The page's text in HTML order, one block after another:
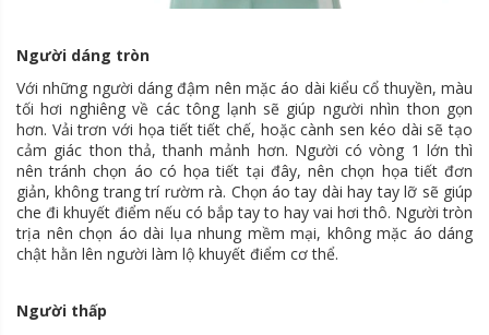
Người dáng tròn
Với những người dáng đậm nên mặc áo dài kiểu cổ thuyền, màu
tối hơi nghiêng về các tông lạnh sẽ giúp người nhìn thon gọn
hơn. Vải trơn với họa tiết tiết chế, hoặc cành sen kéo dài sẽ tạo
cảm giác thon thả, thanh mảnh hơn. Người có vòng 1 lớn thì
nên tránh chọn áo có họa tiết tại đây, nên chọn họa tiết đơn
giản, không trang trí rườm rà. Chọn áo tay dài hay tay lỡ sẽ giúp
che đi khuyết điểm nếu có bắp tay to hay vai hơi thô. Người tròn
trịa nên chọn áo dài lụa nhung mềm mại, không mặc áo dáng
chật hằn lên người làm lộ khuyết điểm cơ thể.
Người thấp